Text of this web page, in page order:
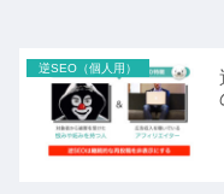
逆SEO（個人用）